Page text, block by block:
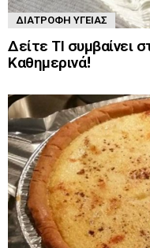
ΔΙΑΤΡΟΦΉ ΥΓΕΊΑΣ
Δείτε ΤΙ
Καθημερινά!